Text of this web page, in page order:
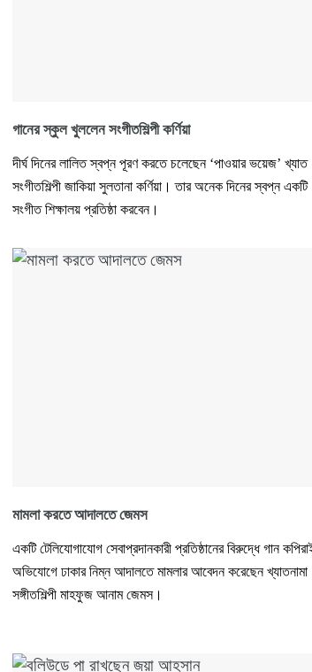
গানের স্কুল খুললেন সংগীতশিল্পী কর্ণিয়া
দীর্ঘ দিনের লালিত স্বপ্ন পূরণ করতে চলেছেন ‘পাওয়ার ভয়েজ’ খ্যাত
সংগীতশিল্পী জাকিয়া সুলতানা কর্ণিয়া। তার অনেক দিনের স্বপ্ন একটি
সংগীত শিক্ষালয় প্রতিষ্ঠা করবেন।
মামলা করতে আদালতে জেমস
একটি টেলিযোগাযোগ সেবাপ্রদানকারী প্রতিষ্ঠানের বিরুদ্ধে গান
অভিযোগে ঢাকার নিম্ন আদালতে মামলার আবেদন করেছেন খ্যাতনামা
সঙ্গীতশিল্পী মাহফুজ আনাম জেমস।